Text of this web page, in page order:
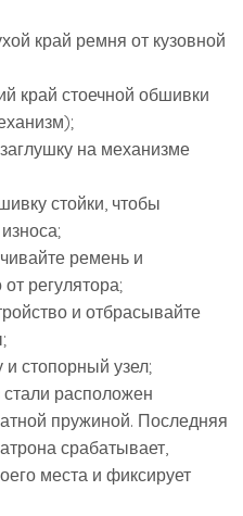
край ремня от кузовной
край стоечной обшивки
на механизме
стойки, чтобы
ремень и
регулятора;
и отбрасывайте
стопорный узел;
расположен
пружиной. Последняя
срабатывает,
места и фиксирует